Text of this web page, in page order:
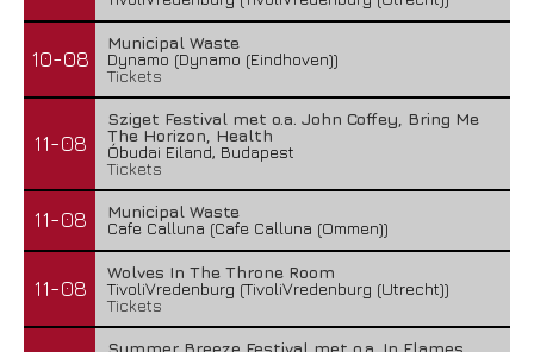
10-08
Municipal Waste
Dynamo (Dynamo (Eindhoven))
Tickets
11-08
Sziget Festival met o.a. John Coffey, Bring Me
The Horizon, Health
Óbudai Eiland, Budapest
Tickets
11-08
Municipal Waste
Cafe Calluna (Cafe Calluna (Ommen))
11-08
Wolves In The Throne Room
TivoliVredenburg (TivoliVredenburg (Utrecht))
Tickets
Summer Breeze Festival met o.a. In Flames,